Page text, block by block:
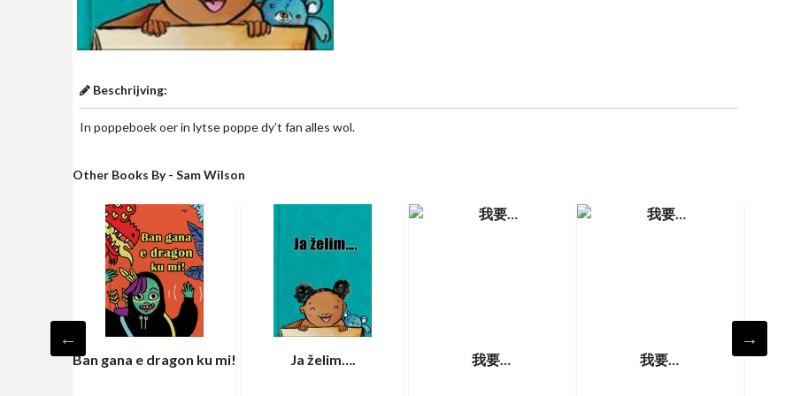
Beschrijving:
In poppeboek oer in lytse poppe dy’t fan alles wol.
Other Books By - Sam Wilson
Ban gana e dragon ku mi! Ja želim…. 我要… 我要…